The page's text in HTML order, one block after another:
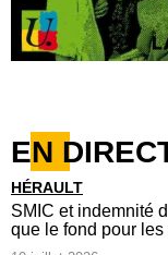
EN
HÉRAULT
SMIC et indemnité
que le fond pour les